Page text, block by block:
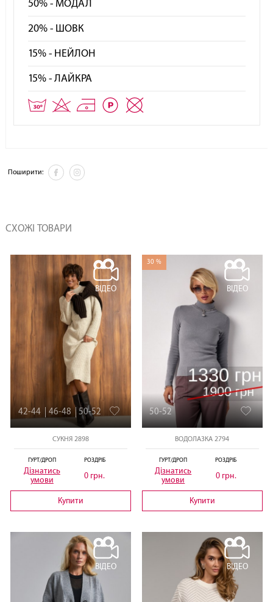
50% - МОДАЛ
20% - ШОВК
15% - НЕЙЛОН
15% - ЛАЙКРА
Поширити:
СХОЖІ ТОВАРИ
ВІДЕО
42-44 46-48 50-52
СУКНЯ 2898
ГУРТ/ДРОП
Дізнатись
умови
РОЗДРІБ
0 грн.
Купити
30 %
ВІДЕО
50-52
ВОДОЛАЗКА 2794
ГУРТ/ДРОП
Дізнатись
умови
РОЗДРІБ
0 грн.
Купити
ВІДЕО ВІДЕО